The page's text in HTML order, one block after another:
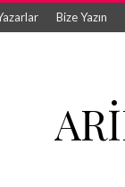
Bize Yazın